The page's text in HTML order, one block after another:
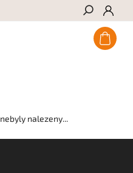
Hledat
nebyly nalezeny...